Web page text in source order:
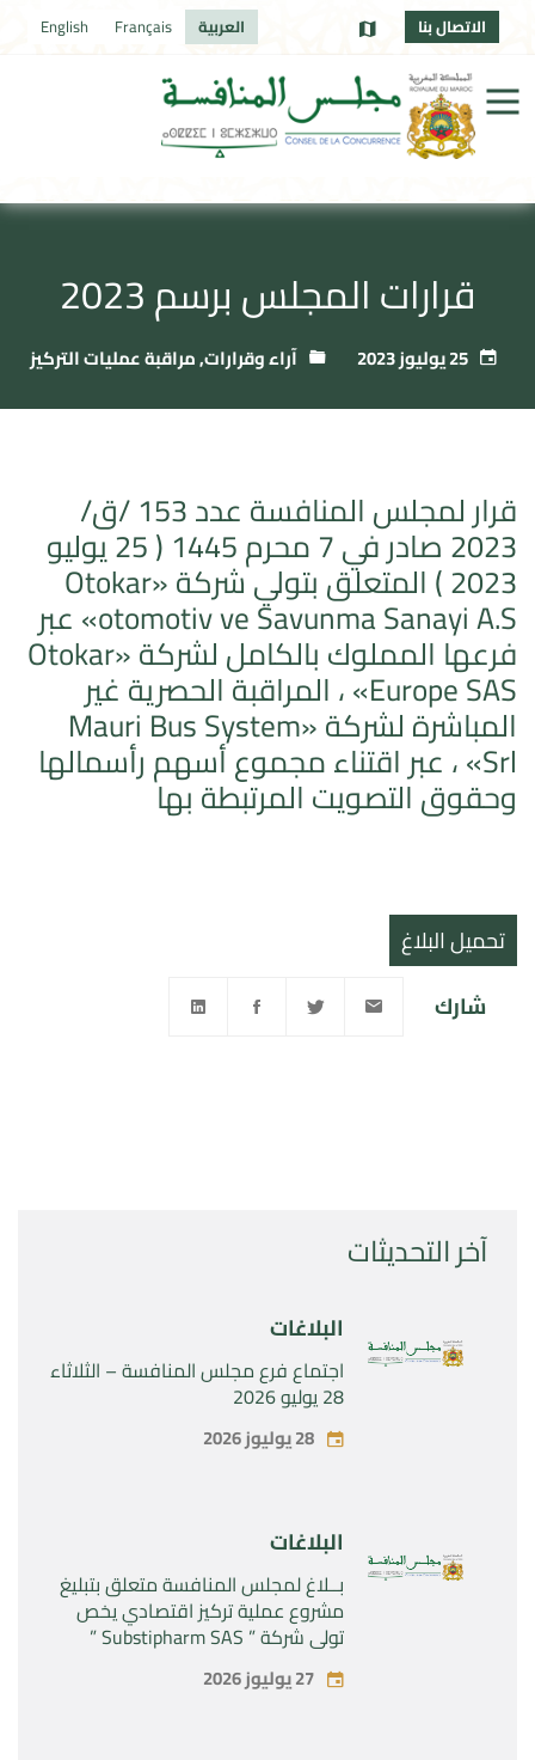
الاتصال بنا العربية Français
English
قرارات المجلس برسم 2023
آراء وقرارات,مراقبة عمليات التركيز
آخر التحديثات
البلاغات
اجتماع فرع مجلس المنافسة – الثلاثاء
28 يوليو 2026
28 يوليوز 2026
البلاغات
بــلاغ لمجلس المنافسة متعلق بتبليغ
مشروع عملية تركيز اقتصادي يخص
تولي شركة ” Substipharm SAS ”
المراقبة الحصرية للأصول والحقوق
المتعلقة بالمنتجين الصيدلانيين”
27 يوليوز 2026
قرار لمجلس المنافسة عدد 153 /ق/
2023 صادر في 7 محرم 1445 ( 25 يوليو
2023 ) المتعلق بتولي شركة «Otokar
otomotiv ve Savunma Sanayi A.S» عبر
فرعها المملوك بالكامل لشركة «Otokar
Europe SAS» ، المراقبة الحصرية غير
المباشرة لشركة «Mauri Bus System
Srl» ، عبر اقتناء مجموع أسهم رأسمالها
وحقوق التصويت المرتبطة بها
تحميل البلاغ
شارك